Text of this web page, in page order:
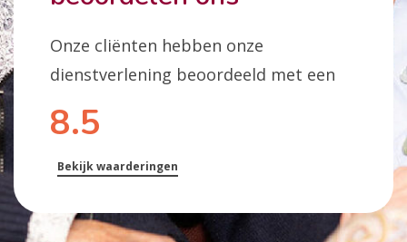
Onze cliënten hebben onze
dienstverlening beoordeeld met een
8.5
Bekijk waarderingen